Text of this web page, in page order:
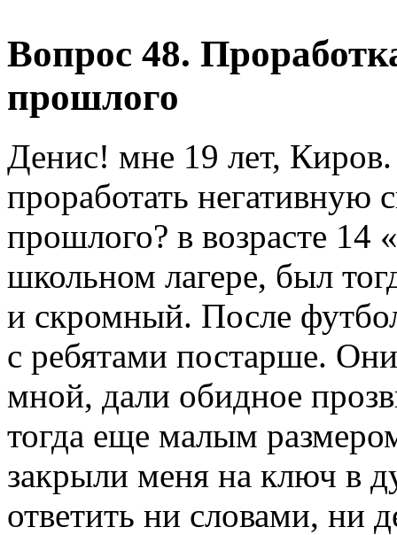
Вопрос 48.
прошлого
Денис! мне 19 лет,
проработать негативную
прошлого? в возрасте 14
школьном лагере, был
и скромный. После
с ребятами постарше.
мной, дали обидное
тогда еще малым
закрыли меня на ключ в
ответить ни словами, ни